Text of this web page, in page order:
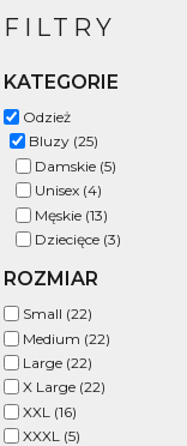
FILTRY
KATEGORIE
Odzież
Bluzy (25)
Damskie (5)
Unisex (4)
Męskie (13)
Dziecięce (3)
ROZMIAR
Small (22)
Medium (22)
Large (22)
X Large (22)
XXL (16)
XXXL (5)